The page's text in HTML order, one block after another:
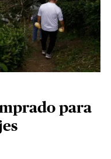
para